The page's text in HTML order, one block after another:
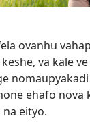
ovanhu
va kale
ehafo nova
eityo.